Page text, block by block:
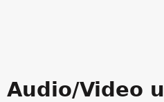
Audio/Video